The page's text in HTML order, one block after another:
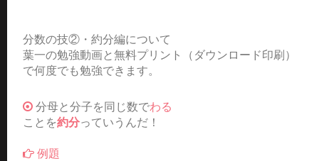
分数の技②・約分編について
葉一の勉強動画と無料プリント（ダウンロード印刷）
で何度でも勉強できます。
分母と分子を同じ数でわる
ことを約分っていうんだ！
例題